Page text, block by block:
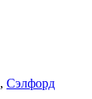
, Сэлфорд